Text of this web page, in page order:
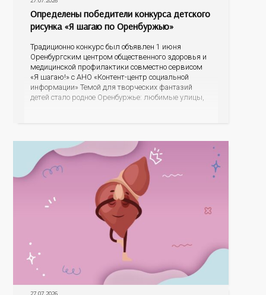
Определены победители конкурса детского
рисунка «Я шагаю по Оренбуржью»
Традиционно конкурс был объявлен 1 июня
Оренбургским центром общественного здоровья и
медицинской профилактики совместно сервисом
«Я шагаю!» с АНО «Контент-центр социальной
информации» Темой для творческих фантазий
детей стало родное Оренбуржье: любимые улицы,
27.07.2026